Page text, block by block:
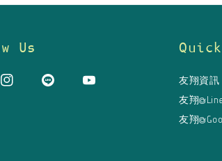
Us
友翔資訊
友翔
友翔